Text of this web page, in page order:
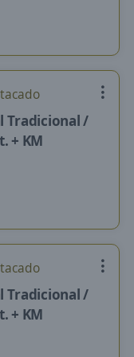
Tradicional /
+ KM
Tradicional /
+ KM